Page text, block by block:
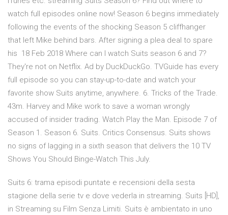
watch full episodes online now! Season 6 begins immediately
following the events of the shocking Season 5 cliffhanger
that left Mike behind bars. After signing a plea deal to spare
his 18 Feb 2018 Where can I watch Suits season 6 and 7?
They're not on Netflix. Ad by DuckDuckGo. TVGuide has every
full episode so you can stay-up-to-date and watch your
favorite show Suits anytime, anywhere. 6. Tricks of the Trade.
43m. Harvey and Mike work to save a woman wrongly
accused of insider trading. Watch Play the Man. Episode 7 of
Season 1. Season 6. Suits. Critics Consensus. Suits shows
no signs of lagging in a sixth season that delivers the 10 TV
Shows You Should Binge-Watch This July.
Suits 6: trama episodi puntate e recensioni della sesta
stagione della serie tv e dove vederla in streaming. Suits [HD],
in Streaming su Film Senza Limiti. Suits è ambientato in uno